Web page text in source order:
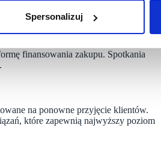
Spersonalizuj
w dogodnym dla siebie terminie.
wizyty w salonie po odbiór
mogli także umówić videorozmowę
finansowania zakupu. Spotkania
na ponowne przyjęcie klientów.
które zapewnią najwyższy poziom